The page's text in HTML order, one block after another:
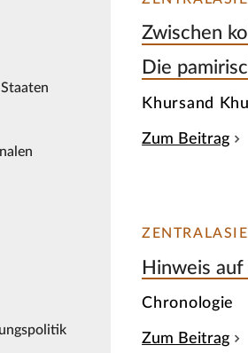
Zwischen
Die
Khursand
Zum Beitrag
Hinweis
Chronologie
Zum Beitrag